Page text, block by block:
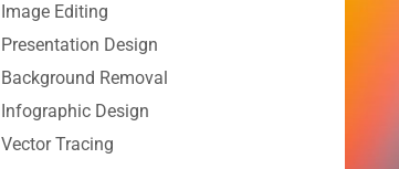
Image Editing
Presentation Design
Background Removal
Infographic Design
Vector Tracing